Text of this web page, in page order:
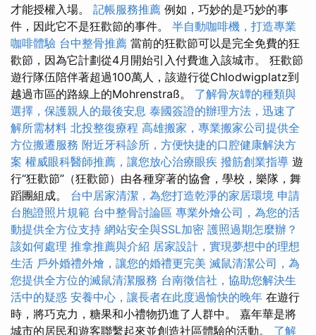
才能授權入場。 記帳服務推薦 例如，巧妙的是巧妙的事
件，因此它不是狂歡節的事件。 半自動咖啡機，打造專業
咖啡體驗 台中整骨推薦 當前的狂歡節可以是完全免費的狂
歡節，因為它計劃從4月開始引入付費進入該城市。 狂歡節
遊行隊伍陪伴著超過100萬人，該遊行從Chlodwigplatz到
越過市區的路線上的Mohrenstraß。 了解骨灰罈的種類與
選擇，保護親人的最後安息 泰國簽證的辦理方法，迅速了
解所需材料 北投整復療程 高雄搬家，專業搬家公司提供全
方位搬遷服務 附近牙科診所，方便快捷的口腔健康解決方
案 權威眼科醫師推薦，讓您放心治療眼疾 撥筋創業指導 遊
行“狂歡節”（狂歡節）由各種穿著的協會，學校，樂隊，舞
蹈團組成。 台中居家清潔，為您打造乾淨的家居環境 申請
台胞證照片規範 台中整骨討論區 專業外燴公司，為您的活
動提供全方位支持 網站安全與SSL加密 護照過期怎麼辦？
該如何處理 推拿推薦與介紹 居家設計，實現夢想中的理想
生活 戶外婚禮外燴，讓您的婚禮更完美 滅鼠清潔公司，為
您提供全方位的滅鼠清潔服務 台南徵信社，協助您解決生
活中的疑惑 安養中心，讓長者在此度過愉快的晚年 在遊行
時，將巧克力，糖果和小禮物扔進了人群中。 嘉年華是將
城市的居民和遊客聯繫起來並創造社區體驗的活動。 了解